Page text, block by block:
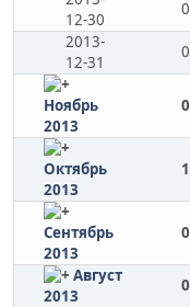
12-30
0
2013-
12-31
0
Ноябрь
2013
0
Октябрь
2013
1
Сентябрь
2013
0
Август
2013
0